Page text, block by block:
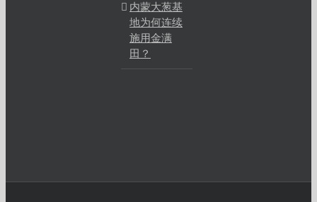
内蒙大葱基
地为何连续
施用金满
田？